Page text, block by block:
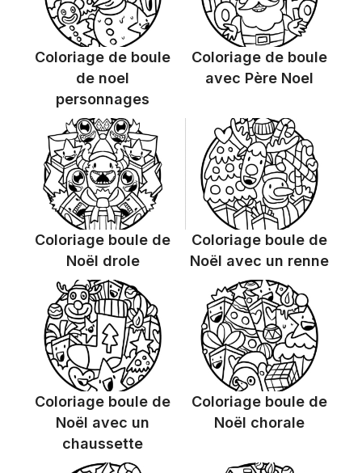
Coloriage de boule
de noel
personnages
Coloriage de boule
avec Père Noel
Coloriage boule de
Noël drole
Coloriage boule de
Noël avec un renne
Coloriage boule de
Noël avec un
chaussette
Coloriage boule de
Noël chorale